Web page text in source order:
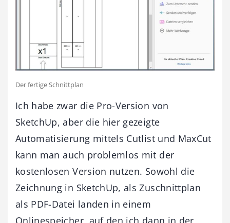
Der fertige Schnittplan
Ich habe zwar die Pro-Version von
SketchUp, aber die hier gezeigte
Automatisierung mittels Cutlist und MaxCut
kann man auch problemlos mit der
kostenlosen Version nutzen. Sowohl die
Zeichnung in SketchUp, als Zuschnittplan
als PDF-Datei landen in einem